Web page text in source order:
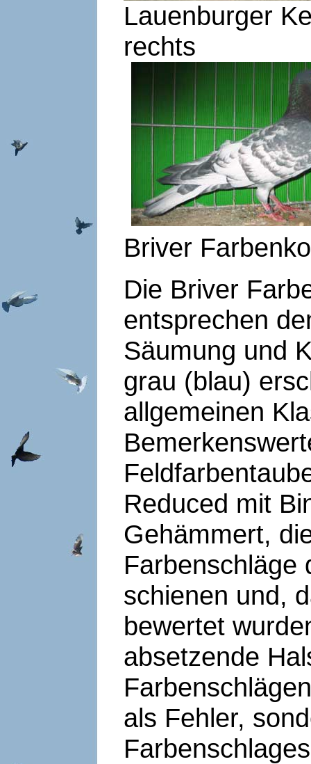
Lauenburger
rechts
Briver
Die Briver
entsprechen
Säumung und
grau (blau)
allgemeinen
Reduced mit
Gehämmert,
Farbenschläge
schienen und,
bewertet
absetzende
als Fehler,